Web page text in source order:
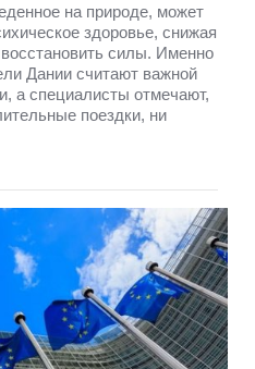
на природе, может
здоровье, снижая
силы. Именно
Дании считают важной
а специалисты отмечают,
поездки, ни